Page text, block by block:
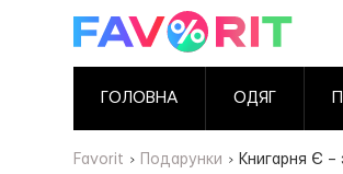
ГОЛОВНА ОДЯГ
Favorit Подарунки Книгарня Є –